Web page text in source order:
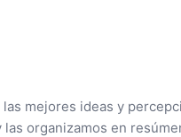
mejores ideas y
organizamos en